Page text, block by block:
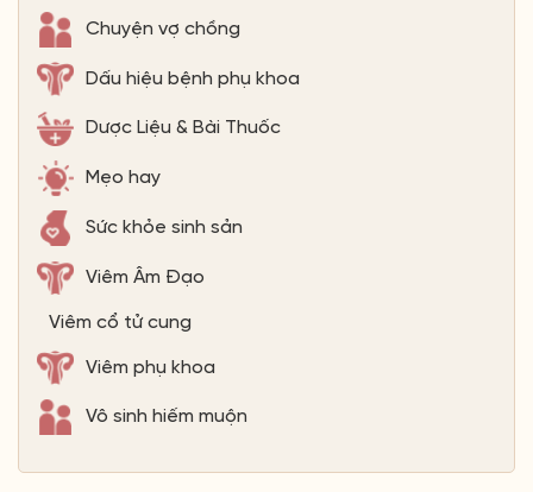
Chuyện vợ chồng
Dấu hiệu bệnh phụ khoa
Dược Liệu & Bài Thuốc
Mẹo hay
Sức khỏe sinh sản
Viêm Âm Đạo
Viêm cổ tử cung
Viêm phụ khoa
Vô sinh hiếm muộn